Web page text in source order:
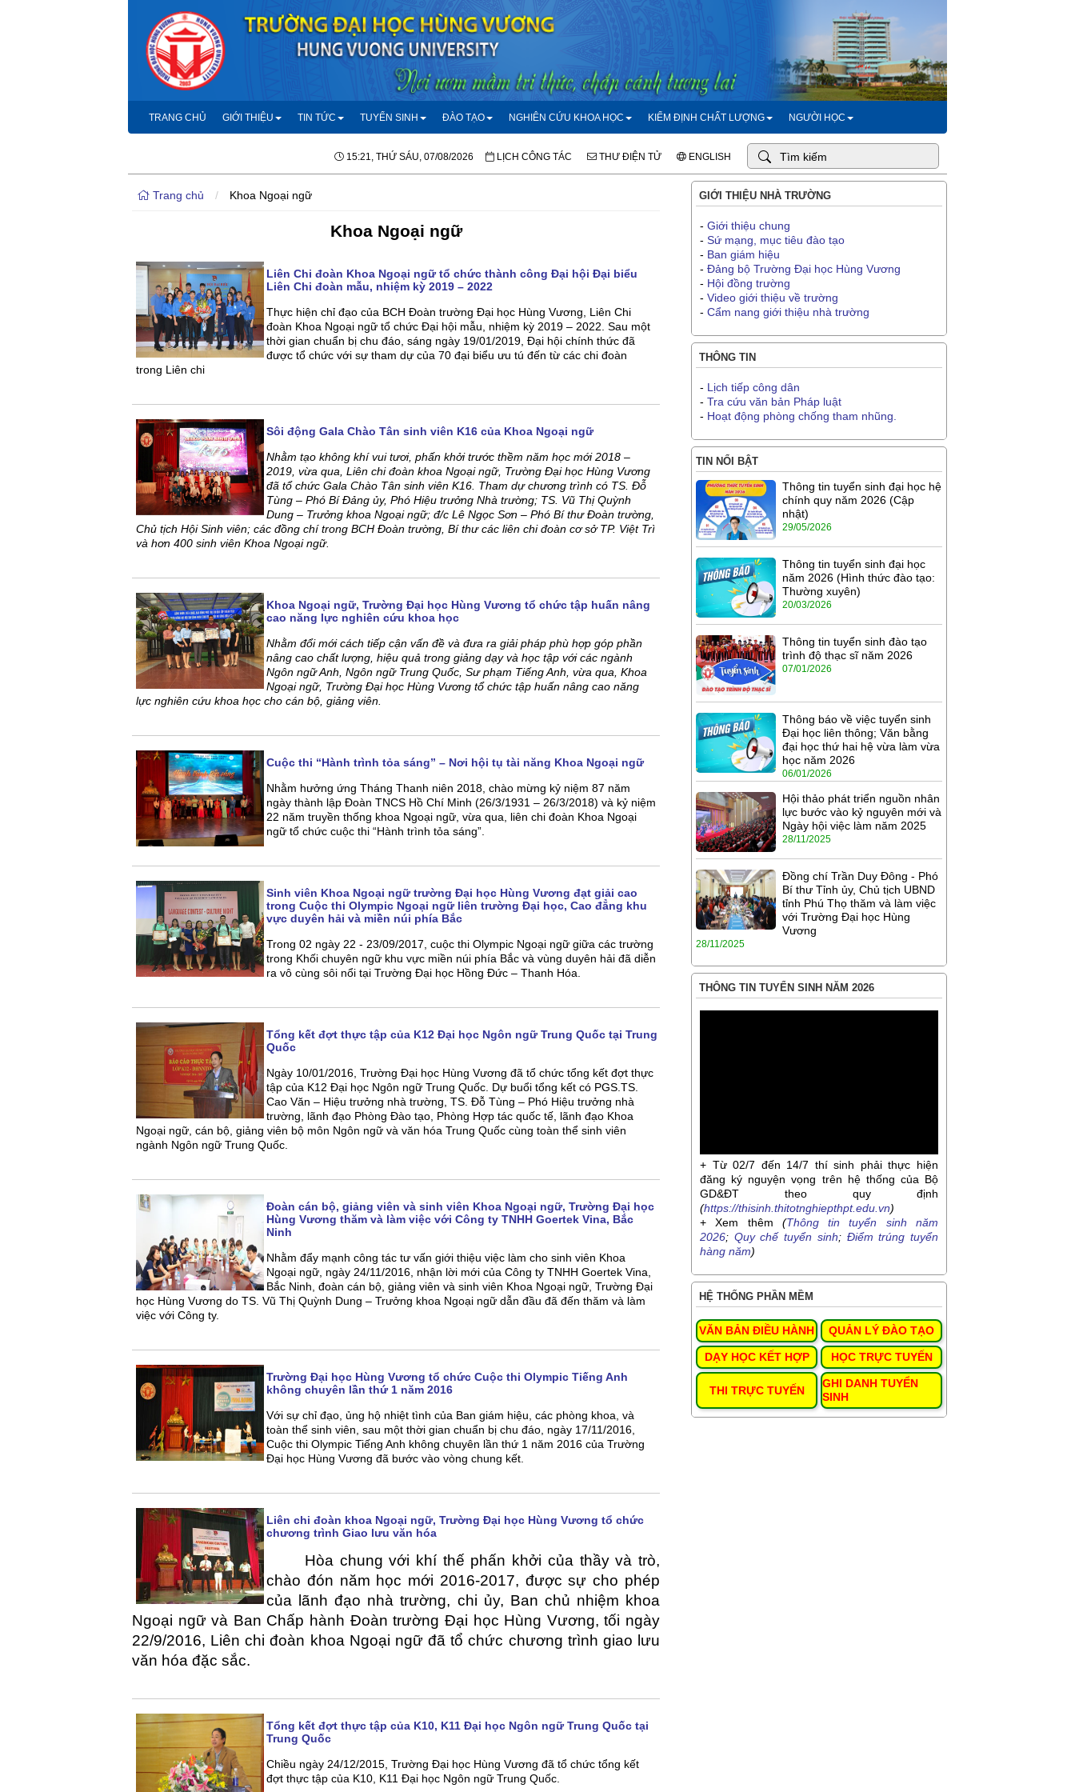
TRANG CHỦ GIỚI THIỆU TIN TỨC TUYỂN SINH ĐÀO TẠO NGHIÊN CỨU KHOA HỌC KIỂM ĐỊNH CHẤT LƯỢNG NGƯỜI HỌC
15:21, THỨ SÁU, 07/08/2026 LỊCH CÔNG TÁC THƯ ĐIỆN TỬ ENGLISH
Trang chủ / Khoa Ngoại ngữ
Khoa Ngoại ngữ
Liên Chi đoàn Khoa Ngoại ngữ tổ chức thành công Đại hội Đại biểu
Liên Chi đoàn mẫu, nhiệm kỳ 2019 – 2022
Thực hiện chỉ đạo của BCH Đoàn trường Đại học Hùng Vương, Liên Chi
đoàn Khoa Ngoại ngữ tổ chức Đại hội mẫu, nhiệm kỳ 2019 – 2022. Sau một
thời gian chuẩn bị chu đáo, sáng ngày 19/01/2019, Đại hội chính thức đã
được tổ chức với sự tham dự của 70 đại biểu ưu tú đến từ các chi đoàn
trong Liên chi
Sôi động Gala Chào Tân sinh viên K16 của Khoa Ngoại ngữ
Nhằm tạo không khí vui tươi, phấn khởi trước thềm năm học mới 2018 –
2019, vừa qua, Liên chi đoàn khoa Ngoại ngữ, Trường Đại học Hùng Vương
đã tổ chức Gala Chào Tân sinh viên K16. Tham dự chương trình có TS. Đỗ
Tùng – Phó Bí Đảng ủy, Phó Hiệu trưởng Nhà trường; TS. Vũ Thị Quỳnh
Dung – Trưởng khoa Ngoại ngữ; đ/c Lê Ngọc Sơn – Phó Bí thư Đoàn trường,
Chủ tịch Hội Sinh viên; các đồng chí trong BCH Đoàn trường, Bí thư các liên chi đoàn cơ sở TP. Việt Trì
và hơn 400 sinh viên Khoa Ngoại ngữ.
Khoa Ngoại ngữ, Trường Đại học Hùng Vương tổ chức tập huấn nâng
cao năng lực nghiên cứu khoa học
Nhằm đổi mới cách tiếp cận vấn đề và đưa ra giải pháp phù hợp góp phần
nâng cao chất lượng, hiệu quả trong giảng dạy và học tập với các ngành
Ngôn ngữ Anh, Ngôn ngữ Trung Quốc, Sư phạm Tiếng Anh, vừa qua, Khoa
Ngoại ngữ, Trường Đại học Hùng Vương tổ chức tập huấn nâng cao năng
lực nghiên cứu khoa học cho cán bộ, giảng viên.
Cuộc thi “Hành trình tỏa sáng” – Nơi hội tụ tài năng Khoa Ngoại ngữ
Nhằm hưởng ứng Tháng Thanh niên 2018, chào mừng kỷ niệm 87 năm
ngày thành lập Đoàn TNCS Hồ Chí Minh (26/3/1931 – 26/3/2018) và kỷ niệm
22 năm truyền thống khoa Ngoại ngữ, vừa qua, liên chi đoàn Khoa Ngoại
ngữ tổ chức cuộc thi “Hành trình tỏa sáng”.
Sinh viên Khoa Ngoại ngữ trường Đại học Hùng Vương đạt giải cao
trong Cuộc thi Olympic Ngoại ngữ liên trường Đại học, Cao đẳng khu
vực duyên hải và miền núi phía Bắc
Trong 02 ngày 22 - 23/09/2017, cuộc thi Olympic Ngoại ngữ giữa các trường
trong Khối chuyên ngữ khu vực miền núi phía Bắc và vùng duyên hải đã diễn
ra vô cùng sôi nổi tại Trường Đại học Hồng Đức – Thanh Hóa.
Tổng kết đợt thực tập của K12 Đại học Ngôn ngữ Trung Quốc tại Trung
Quốc
Ngày 10/01/2016, Trường Đại học Hùng Vương đã tổ chức tổng kết đợt thực
tập của K12 Đại học Ngôn ngữ Trung Quốc. Dự buổi tổng kết có PGS.TS.
Cao Văn – Hiệu trưởng nhà trường, TS. Đỗ Tùng – Phó Hiệu trưởng nhà
trường, lãnh đạo Phòng Đào tạo, Phòng Hợp tác quốc tế, lãnh đạo Khoa
Ngoại ngữ, cán bộ, giảng viên bộ môn Ngôn ngữ và văn hóa Trung Quốc cùng toàn thể sinh viên
ngành Ngôn ngữ Trung Quốc.
Đoàn cán bộ, giảng viên và sinh viên Khoa Ngoại ngữ, Trường Đại học
Hùng Vương thăm và làm việc với Công ty TNHH Goertek Vina, Bắc
Ninh
Nhằm đẩy mạnh công tác tư vấn giới thiệu việc làm cho sinh viên Khoa
Ngoại ngữ, ngày 24/11/2016, nhận lời mới của Công ty TNHH Goertek Vina,
Bắc Ninh, đoàn cán bộ, giảng viên và sinh viên Khoa Ngoại ngữ, Trường Đại
học Hùng Vương do TS. Vũ Thị Quỳnh Dung – Trưởng khoa Ngoại ngữ dẫn đầu đã đến thăm và làm
việc với Công ty.
Trường Đại học Hùng Vương tổ chức Cuộc thi Olympic Tiếng Anh
không chuyên lần thứ 1 năm 2016
Với sự chỉ đạo, ủng hộ nhiệt tình của Ban giám hiệu, các phòng khoa, và
toàn thể sinh viên, sau một thời gian chuẩn bị chu đáo, ngày 17/11/2016,
Cuộc thi Olympic Tiếng Anh không chuyên lần thứ 1 năm 2016 của Trường
Đại học Hùng Vương đã bước vào vòng chung kết.
Liên chi đoàn khoa Ngoại ngữ, Trường Đại học Hùng Vương tổ chức
chương trình Giao lưu văn hóa
Hòa chung với khí thế phấn khởi của thầy và trò,
chào đón năm học mới 2016-2017, được sự cho phép
của lãnh đạo nhà trường, chi ủy, Ban chủ nhiệm khoa
Ngoại ngữ và Ban Chấp hành Đoàn trường Đại học Hùng Vương, tối ngày
22/9/2016, Liên chi đoàn khoa Ngoại ngữ đã tổ chức chương trình giao lưu
văn hóa đặc sắc.
Tổng kết đợt thực tập của K10, K11 Đại học Ngôn ngữ Trung Quốc tại
Trung Quốc
Chiều ngày 24/12/2015, Trường Đại học Hùng Vương đã tổ chức tổng kết
đợt thực tập của K10, K11 Đại học Ngôn ngữ Trung Quốc.
GIỚI THIỆU NHÀ TRƯỜNG
- Giới thiệu chung
- Sứ mạng, mục tiêu đào tạo
- Ban giám hiệu
- Đảng bộ Trường Đại học Hùng Vương
- Hội đồng trường
- Video giới thiệu về trường
- Cẩm nang giới thiệu nhà trường
THÔNG TIN
- Lịch tiếp công dân
- Tra cứu văn bản Pháp luật
- Hoạt động phòng chống tham nhũng.
TIN NỔI BẬT
Thông tin tuyển sinh đại học hệ
chính quy năm 2026 (Cập
nhật)
29/05/2026
Thông tin tuyển sinh đại học
năm 2026 (Hình thức đào tạo:
Thường xuyên)
20/03/2026
Thông tin tuyển sinh đào tạo
trình độ thạc sĩ năm 2026
07/01/2026
Thông báo về việc tuyển sinh
Đại học liên thông; Văn bằng
đại học thứ hai hệ vừa làm vừa
học năm 2026
06/01/2026
Hội thảo phát triển nguồn nhân
lực bước vào kỷ nguyên mới và
Ngày hội việc làm năm 2025
28/11/2025
Đồng chí Trần Duy Đông - Phó
Bí thư Tỉnh ủy, Chủ tịch UBND
tỉnh Phú Thọ thăm và làm việc
với Trường Đại học Hùng
Vương
28/11/2025
THÔNG TIN TUYỂN SINH NĂM 2026
+ Từ 02/7 đến 14/7 thí sinh phải thực hiện
đăng ký nguyện vọng trên hệ thống của Bộ
GD&ĐT theo quy định
(https://thisinh.thitotnghiepthpt.edu.vn)
+ Xem thêm (Thông tin tuyển sinh năm
2026; Quy chế tuyển sinh; Điểm trúng tuyển
hàng năm)
HỆ THỐNG PHẦN MỀM
VĂN BẢN ĐIỀU HÀNH QUẢN LÝ ĐÀO TẠO
DẠY HỌC KẾT HỢP HỌC TRỰC TUYẾN
THI TRỰC TUYẾN
GHI DANH TUYỂN
SINH